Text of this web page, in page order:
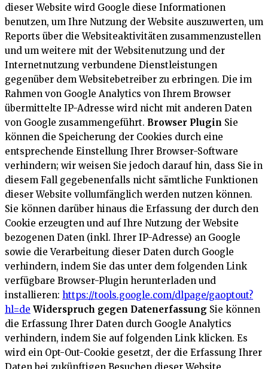
dieser Website wird Google diese Informationen
benutzen, um Ihre Nutzung der Website auszuwerten, um
Reports über die Websiteaktivitäten zusammenzustellen
und um weitere mit der Websitenutzung und der
Internetnutzung verbundene Dienstleistungen
gegenüber dem Websitebetreiber zu erbringen. Die im
Rahmen von Google Analytics von Ihrem Browser
übermittelte IP-Adresse wird nicht mit anderen Daten
von Google zusammengeführt. Browser Plugin Sie
können die Speicherung der Cookies durch eine
entsprechende Einstellung Ihrer Browser-Software
verhindern; wir weisen Sie jedoch darauf hin, dass Sie in
diesem Fall gegebenenfalls nicht sämtliche Funktionen
dieser Website vollumfänglich werden nutzen können.
Sie können darüber hinaus die Erfassung der durch den
Cookie erzeugten und auf Ihre Nutzung der Website
bezogenen Daten (inkl. Ihrer IP-Adresse) an Google
sowie die Verarbeitung dieser Daten durch Google
verhindern, indem Sie das unter dem folgenden Link
verfügbare Browser-Plugin herunterladen und
installieren: https://tools.google.com/dlpage/gaoptout?
hl=de Widerspruch gegen Datenerfassung Sie können
die Erfassung Ihrer Daten durch Google Analytics
verhindern, indem Sie auf folgenden Link klicken. Es
wird ein Opt-Out-Cookie gesetzt, der die Erfassung Ihrer